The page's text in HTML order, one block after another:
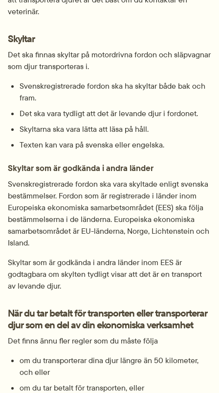
veterinär.
Skyltar
Det ska finnas skyltar på motordrivna fordon och släpvagnar
som djur transporteras i.
Svenskregistrerade fordon ska ha skyltar både bak och
fram.
Det ska vara tydligt att det är levande djur i fordonet.
Skyltarna ska vara lätta att läsa på håll.
Texten kan vara på svenska eller engelska.
Skyltar som är godkända i andra länder
Svenskregistrerade fordon ska vara skyltade enligt svenska
bestämmelser. Fordon som är registrerade i länder inom
Europeiska ekonomiska samarbetsområdet (EES) ska följa
bestämmelserna i de länderna. Europeiska ekonomiska
samarbetsområdet är EU-länderna, Norge, Lichtenstein och
Island.
Skyltar som är godkända i andra länder inom EES är
godtagbara om skylten tydligt visar att det är en transport
av levande djur.
När du tar betalt för transporten eller transporterar
djur som en del av din ekonomiska verksamhet
Det finns ännu fler regler som du måste följa
om du transporterar dina djur längre än 50 kilometer,
och eller
om du tar betalt för transporten, eller